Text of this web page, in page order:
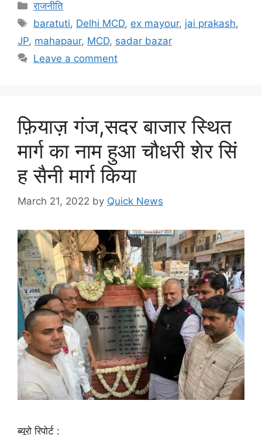
राजनीति
baratuti, Delhi MCD, ex mayour, jai prakash,
JP, mahapaur, MCD, sadar bazar
Leave a comment
फ़ियाज़ गंज,सदर बाजार स्थित
मार्ग का नाम हुआ चौधरी शेर सिं
ह सैनी मार्ग किया
March 21, 2022 by Quick News
ब्यूरो रिपोर्ट :